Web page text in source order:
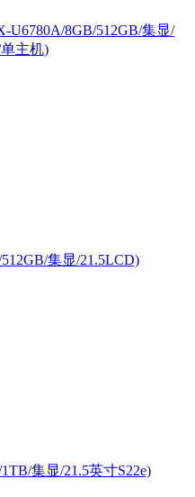
U6780A/8GB/512GB/集显/
主机)
集显/21.5LCD)
集显/21.5英寸S22e)